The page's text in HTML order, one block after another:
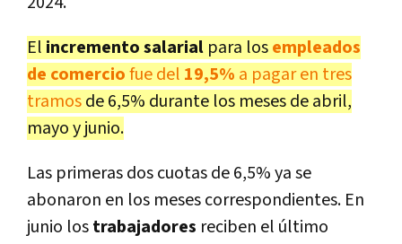
El incremento salarial para losempleados
de comerciofue del 19,5% a pagar en tres
tramosde 6,5% durante los meses de abril,
mayo y junio.
Las primeras dos cuotas de 6,5% ya se
abonaron en los meses correspondientes. En
junio lostrabajadores reciben el último